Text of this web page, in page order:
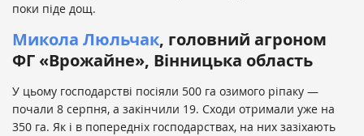
поки піде дощ.
Микола Люльчак, головний агроном
ФГ «Врожайне», Вінницька область
У цьому господарстві посіяли 500 га озимого ріпаку —
почали 8 серпня, а закінчили 19. Сходи отримали уже на
350 га. Як і в попередніх господарствах, на них зазіхають